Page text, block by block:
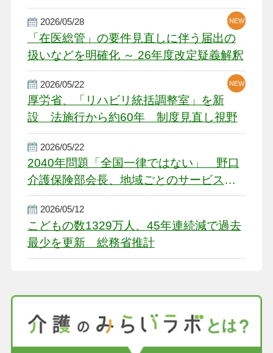
厳しい経営環境に危機感
2026/05/28
「在医総管」の要件見直しに伴う届出の
扱いなどを明確化 ～ 26年度改定疑義解釈
NEW
NEW
2026/05/22
厚労省、「リハビリ統括調整室」を新
設 法施行から約60年 制度見直し視野
NEW
2026/05/22
2040年問題「全国一律ではない」 野口
介護保険部会長、地域ごとのサービス基
盤整備を促す
2026/05/12
こどもの数1329万人、45年連続減で過去
最少を更新 総務省推計